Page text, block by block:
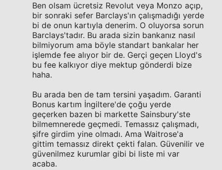
Ben olsam ücretsiz Revolut veya Monzo açıp,
bir sonraki sefer Barclays'ın çalışmadığı yerde
bi de onun kartıyla denerim. O oluyorsa sorun
Barclays'tadır. Bu arada sizin bankanız nasıl
bilmiyorum ama böyle standart bankalar her
işlemde fee alıyor bir de. Gerçi geçen Lloyd's
bu fee kalkıyor diye mektup gönderdi bize
haha.
Bu arada ben de tam tersini yaşadım. Garanti
Bonus kartım İngiltere'de çoğu yerde
geçerken bazen bi markette Sainsbury'ste
bilmemnerede geçmedi. Temassız çalışmadı,
şifre girdim yine olmadı. Ama Waitrose'a
gittim temassız direkt çekti falan. Güvenilir ve
güvenilmez kurumlar gibi bi liste mi var
acaba.